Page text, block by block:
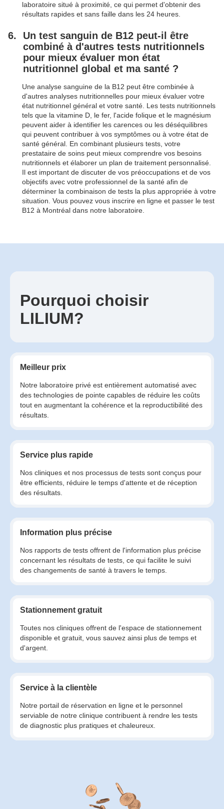
laboratoire situé à proximité, ce qui permet d'obtenir des
résultats rapides et sans faille dans les 24 heures.
Un test sanguin de B12 peut-il être
combiné à d'autres tests nutritionnels
pour mieux évaluer mon état
nutritionnel global et ma santé ?
Une analyse sanguine de la B12 peut être combinée à
d'autres analyses nutritionnelles pour mieux évaluer votre
état nutritionnel général et votre santé. Les tests nutritionnels
tels que la vitamine D, le fer, l'acide folique et le magnésium
peuvent aider à identifier les carences ou les déséquilibres
qui peuvent contribuer à vos symptômes ou à votre état de
santé général. En combinant plusieurs tests, votre
prestataire de soins peut mieux comprendre vos besoins
nutritionnels et élaborer un plan de traitement personnalisé.
Il est important de discuter de vos préoccupations et de vos
objectifs avec votre professionnel de la santé afin de
déterminer la combinaison de tests la plus appropriée à votre
situation. Vous pouvez vous inscrire en ligne et passer le test
B12 à Montréal dans notre laboratoire.
Pourquoi choisir
LILIUM?
Meilleur prix
Notre laboratoire privé est entièrement automatisé avec
des technologies de pointe capables de réduire les coûts
tout en augmentant la cohérence et la reproductibilité des
résultats.
Service plus rapide
Nos cliniques et nos processus de tests sont conçus pour
être efficients, réduire le temps d'attente et de réception
des résultats.
Information plus précise
Nos rapports de tests offrent de l'information plus précise
concernant les résultats de tests, ce qui facilite le suivi
des changements de santé à travers le temps.
Stationnement gratuit
Toutes nos cliniques offrent de l'espace de stationnement
disponible et gratuit, vous sauvez ainsi plus de temps et
d'argent.
Service à la clientèle
Notre portail de réservation en ligne et le personnel
serviable de notre clinique contribuent à rendre les tests
de diagnostic plus pratiques et chaleureux.